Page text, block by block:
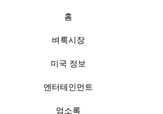
홈
벼룩시장
미국 정보
엔터테인먼트
업소록